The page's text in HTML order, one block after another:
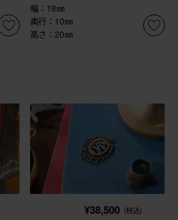
幅：18㎜
奥行：10㎜
高さ：20㎜
¥38,500 (税込)